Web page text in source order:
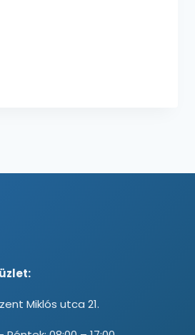
Miklós utca 21.